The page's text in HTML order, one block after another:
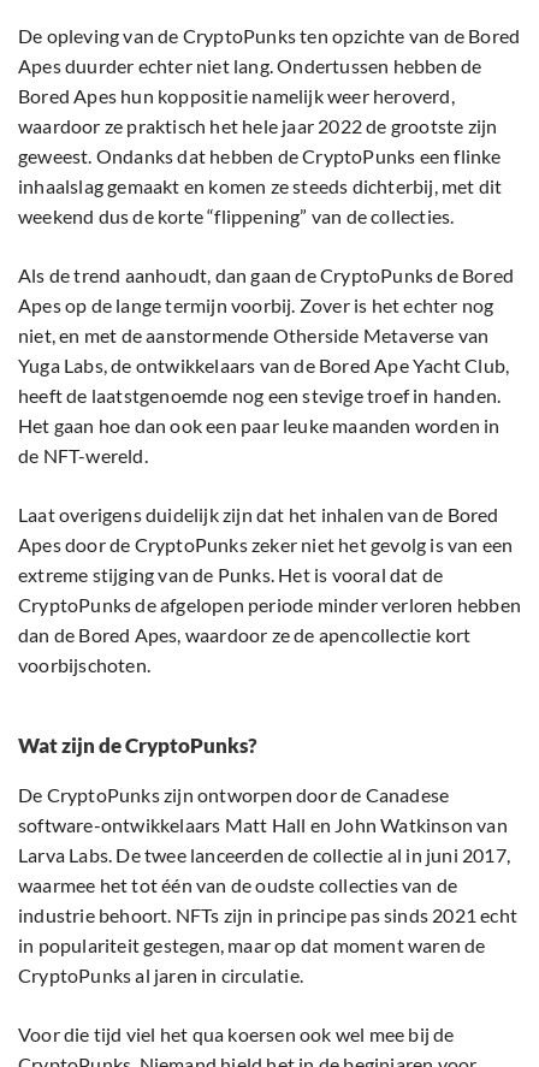
De opleving van de CryptoPunks ten opzichte van de Bored
Apes duurder echter niet lang. Ondertussen hebben de
Bored Apes hun koppositie namelijk weer heroverd,
waardoor ze praktisch het hele jaar 2022 de grootste zijn
geweest. Ondanks dat hebben de CryptoPunks een flinke
inhaalslag gemaakt en komen ze steeds dichterbij, met dit
weekend dus de korte “flippening” van de collecties.
Als de trend aanhoudt, dan gaan de CryptoPunks de Bored
Apes op de lange termijn voorbij. Zover is het echter nog
niet, en met de aanstormende Otherside Metaverse van
Yuga Labs, de ontwikkelaars van de Bored Ape Yacht Club,
heeft de laatstgenoemde nog een stevige troef in handen.
Het gaan hoe dan ook een paar leuke maanden worden in
de NFT-wereld.
Laat overigens duidelijk zijn dat het inhalen van de Bored
Apes door de CryptoPunks zeker niet het gevolg is van een
extreme stijging van de Punks. Het is vooral dat de
CryptoPunks de afgelopen periode minder verloren hebben
dan de Bored Apes, waardoor ze de apencollectie kort
voorbijschoten.
Wat zijn de CryptoPunks?
De CryptoPunks zijn ontworpen door de Canadese
software-ontwikkelaars Matt Hall en John Watkinson van
Larva Labs. De twee lanceerden de collectie al in juni 2017,
waarmee het tot één van de oudste collecties van de
industrie behoort. NFTs zijn in principe pas sinds 2021 echt
in populariteit gestegen, maar op dat moment waren de
CryptoPunks al jaren in circulatie.
Voor die tijd viel het qua koersen ook wel mee bij de